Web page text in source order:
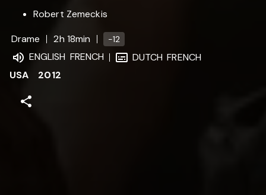
Robert Zemeckis
Drame
2h 18min -12
ENGLISH FRENCH DUTCH FRENCH
USA
2012